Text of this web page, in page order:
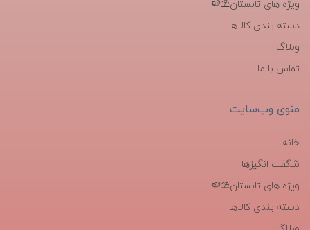
ویژه های تابستان⛱️🍉
دسته بندی کالاها
وبلاگ
تماس با ما
منوی وب‌سایت
خانه
شگفت انگیزها
ویژه های تابستان⛱️🍉
دسته بندی کالاها